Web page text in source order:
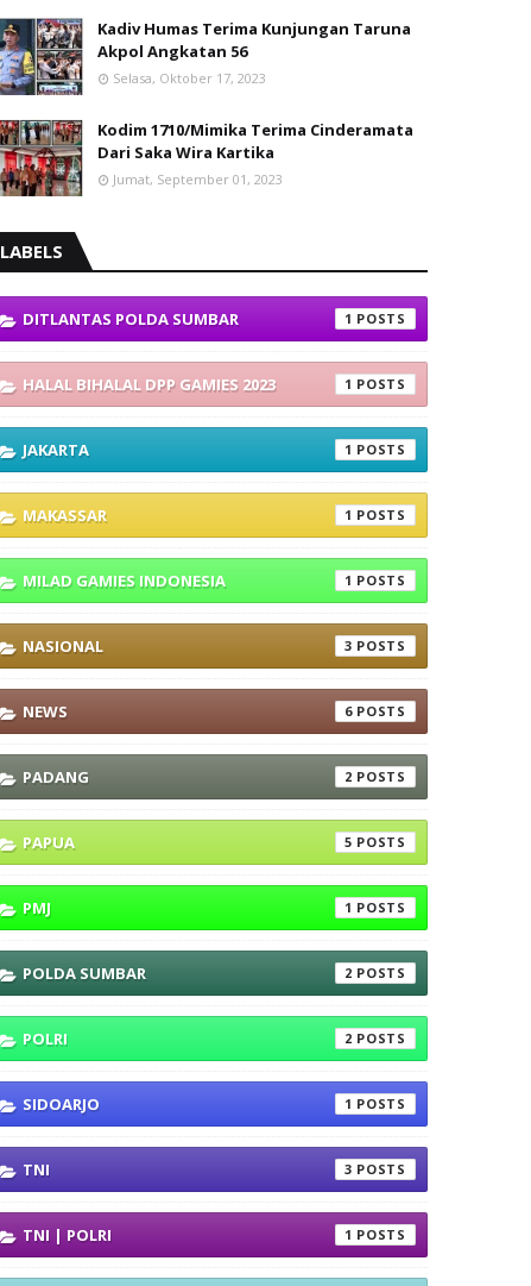
Kadiv Humas Terima Kunjungan Taruna
Akpol Angkatan 56
Selasa, Oktober 17, 2023
Kodim 1710/Mimika Terima Cinderamata
Dari Saka Wira Kartika
Jumat, September 01, 2023
LABELS
DITLANTAS POLDA SUMBAR 1
HALAL BIHALAL DPP GAMIES 2023 1
JAKARTA 1
MAKASSAR 1
MILAD GAMIES INDONESIA 1
NASIONAL 3
NEWS 6
PADANG 2
PAPUA 5
PMJ 1
POLDA SUMBAR 2
POLRI 2
SIDOARJO 1
TNI 3
TNI | POLRI 1